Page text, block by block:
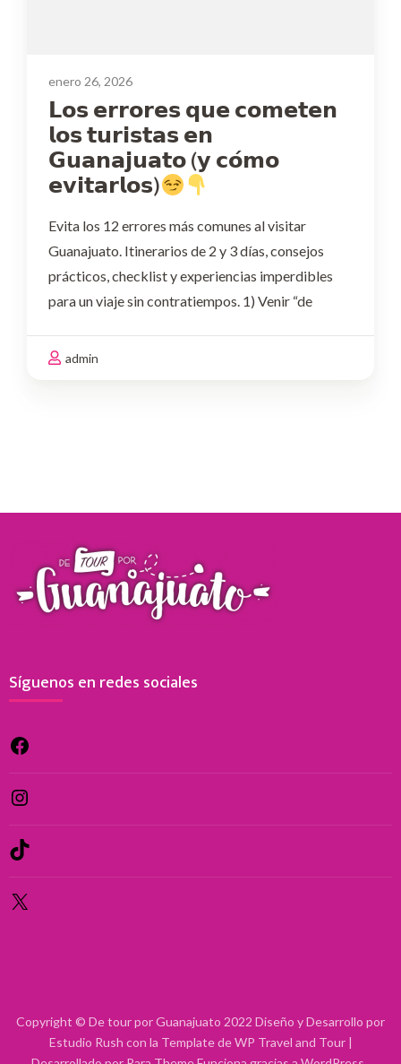
enero 26, 2026
𝗟𝗼𝘀 𝗲𝗿𝗿𝗼𝗿𝗲𝘀 𝗾𝘂𝗲 𝗰𝗼𝗺𝗲𝘁𝗲𝗻
𝗹𝗼𝘀 𝘁𝘂𝗿𝗶𝘀𝘁𝗮𝘀 𝗲𝗻
𝗚𝘂𝗮𝗻𝗮𝗷𝘂𝗮𝘁𝗼 (𝘆 𝗰𝗼́𝗺𝗼
𝗲𝘃𝗶𝘁𝗮𝗿𝗹𝗼𝘀)
Evita los 12 errores más comunes al visitar
Guanajuato. Itinerarios de 2 y 3 días, consejos
prácticos, checklist y experiencias imperdibles
para un viaje sin contratiempos. 1) Venir “de
plazas, museos, miradores y experiencias
admin
Síguenos en redes sociales
Copyright © De tour por Guanajuato 2022 Diseño y Desarrollo por
Estudio Rush con la Template de WP Travel and Tour |